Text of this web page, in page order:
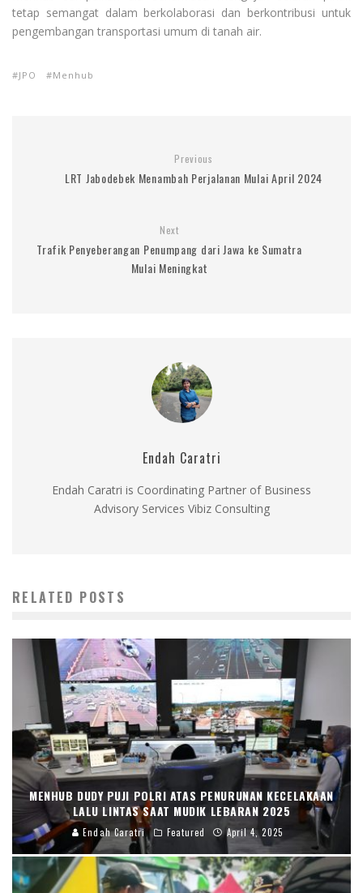
tetap semangat dalam berkolaborasi dan berkontribusi untuk
pengembangan transportasi umum di tanah air.
JPO Menhub
Previous
LRT Jabodebek Menambah Perjalanan Mulai April 2024
Next
Trafik Penyeberangan Penumpang dari Jawa ke Sumatra
Mulai Meningkat
Endah Caratri
Endah Caratri is Coordinating Partner of Business
Advisory Services Vibiz Consulting
RELATED POSTS
MENHUB DUDY PUJI POLRI ATAS PENURUNAN KECELAKAAN
LALU LINTAS SAAT MUDIK LEBARAN 2025
Endah Caratri Featured April 4, 2025